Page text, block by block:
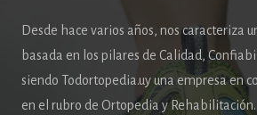
Desde hace varios años, nos caracteriza
basada en los pilares de Calidad,
siendo Todortopedia.uy una empresa en
en el rubro de Ortopedia y Rehabilitación.